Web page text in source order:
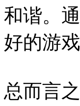
和谐。
好的游
总而言